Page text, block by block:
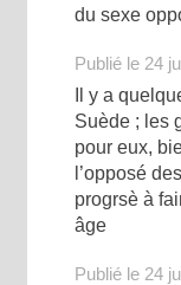
du sexe
Publié le 24
Il y a
Suède ; les
pour eux,
l’opposé
progrsè à
âge
Publié le 24